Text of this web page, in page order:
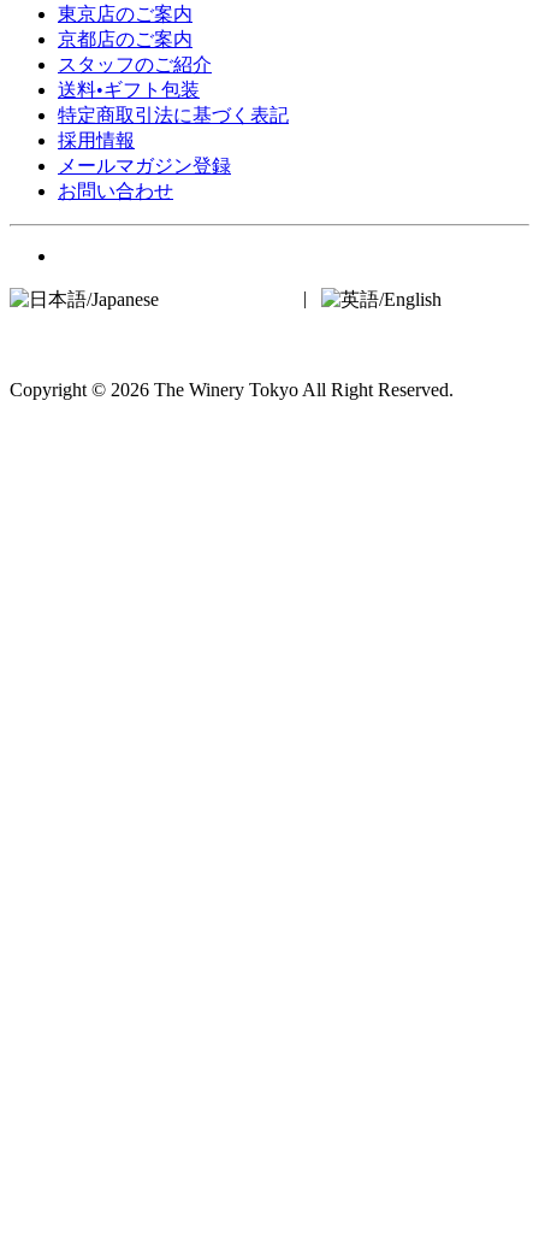
東京店のご案内
京都店のご案内
スタッフのご紹介
送料•ギフト包装
特定商取引法に基づく表記
採用情報
メールマガジン登録
お問い合わせ
|
Copyright © 2026 The Winery Tokyo All Right Reserved.